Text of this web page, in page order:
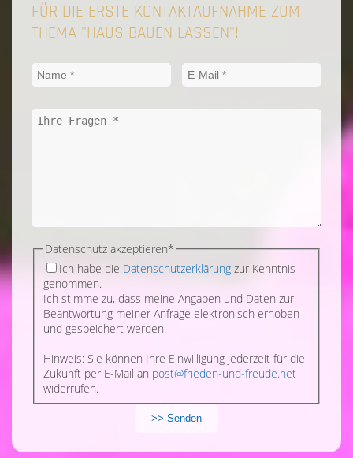
FÜR DIE ERSTE KONTAKTAUFNAHME ZUM
THEMA "HAUS BAUEN LASSEN"!
Pflichtfeld
Datenschutz akzeptieren*
Ich habe die Datenschutzerklärungzur Kenntnis
genommen.
Ich stimme zu, dass meine Angaben und Daten zur
Beantwortung meiner Anfrage elektronisch erhoben
und gespeichert werden.
Hinweis: Sie können Ihre Einwilligung jederzeit für die
Zukunft per E-Mail an post@frieden-und-freude.net
widerrufen.
>> Senden